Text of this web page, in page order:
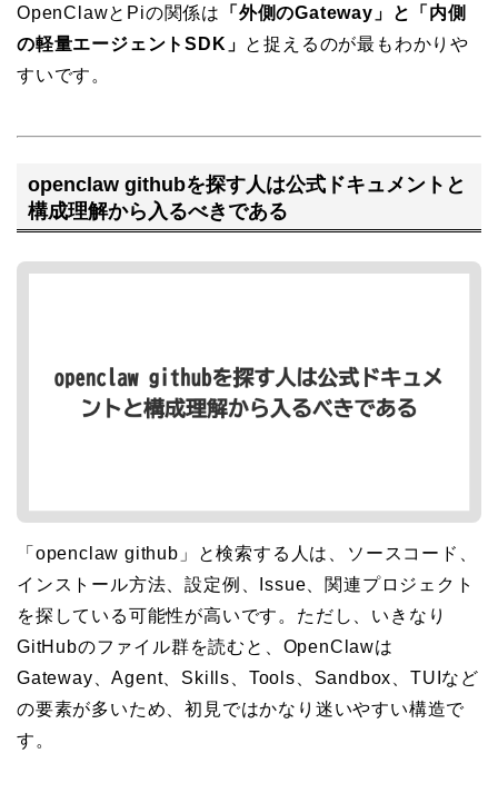
OpenClawとPiの関係は
「外側のGateway」と「内側
の軽量エージェントSDK」 と捉えるのが最もわかりや
すいです。
openclaw githubを探す人は公式ドキュメントと
構成理解から入るべきである
「openclaw github」と検索する人は、ソースコード、
インストール方法、設定例、Issue、関連プロジェクト
を探している可能性が高いです。ただし、いきなり
GitHubのファイル群を読むと、OpenClawは
Gateway、Agent、Skills、Tools、Sandbox、TUIなど
の要素が多いため、初見ではかなり迷いやすい構造で
す。